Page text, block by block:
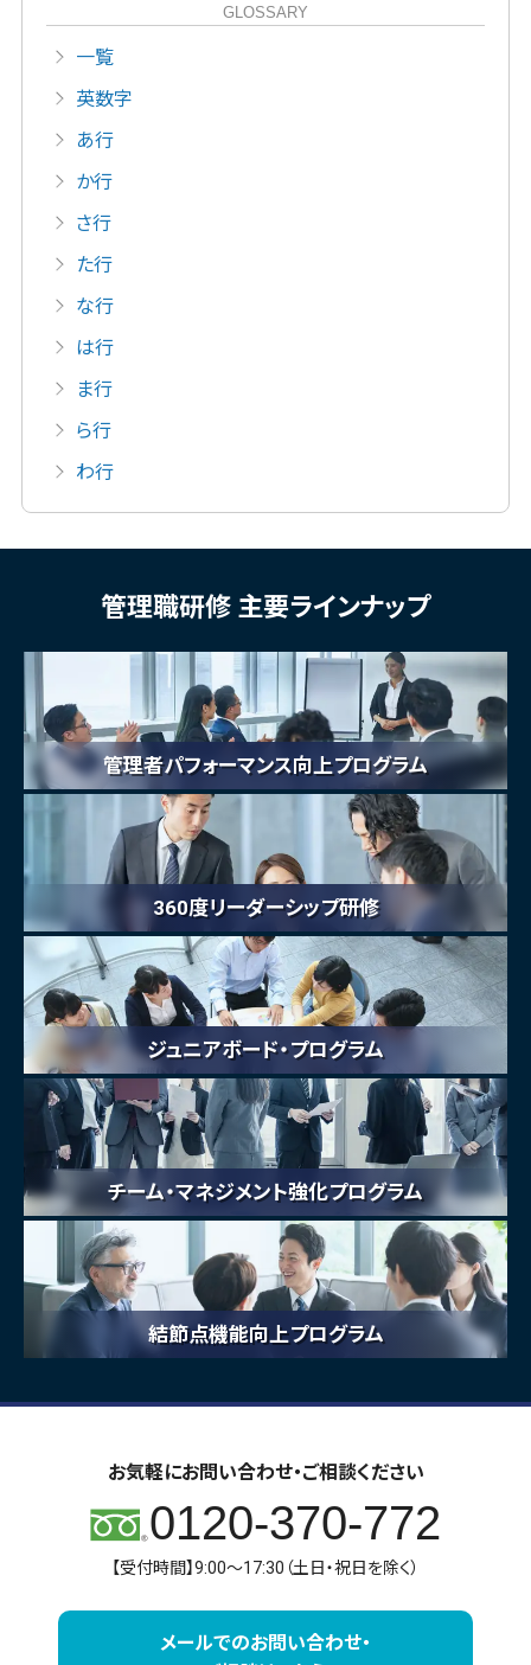
GLOSSARY
一覧
英数字
あ行
か行
さ行
た行
な行
は行
ま行
ら行
わ行
管理職研修 主要ラインナップ
管理者パフォーマンス向上プログラム
360度リーダーシップ研修
ジュニアボード・プログラム
チーム・マネジメント強化プログラム
結節点機能向上プログラム
お気軽にお問い合わせ・ご相談ください
0120-370-772
【受付時間】9:00～17:30（土日・祝日を除く）
メールでのお問い合わせ・